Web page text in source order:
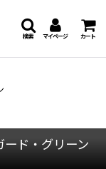
マイページ カート
検索
ド・グリーン